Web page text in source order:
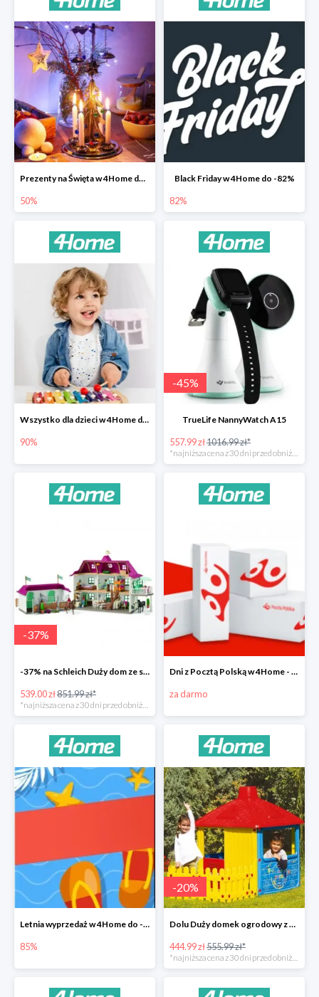
Prezenty na Święta w 4Home do -50%
50%
Black Friday w 4Home do -82%
82%
Wszystko dla dzieci w 4Home do -90%
90%
-45%
TrueLife NannyWatch A15
557.99 zł1016.99 zł*
-37%
-37% na Schleich Duży dom ze stajnią i akcesoriami 96 cm
539.00 zł851.99 zł*
*najniższa cena z 30 dni przed obniżką
Dni z Pocztą Polską w 4Home - darmowa dostawa
za darmo
Letnia wyprzedaż w 4Home do -85%
85%
-20%
Dolu Duży domek ogrodowy z płotem -20%
444.99 zł555.99 zł*